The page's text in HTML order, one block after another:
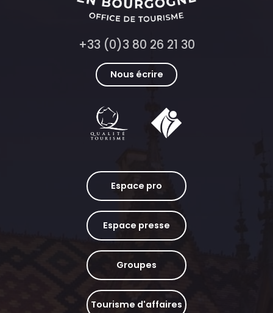
+33 (0)3 80 26 21 30
Nous écrire
Espace pro
Espace presse
Groupes
Tourisme d'affaires